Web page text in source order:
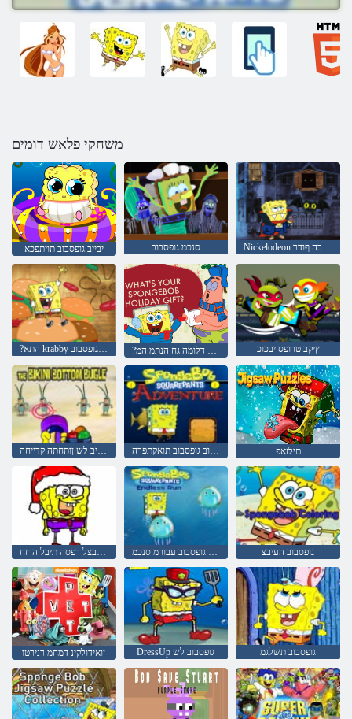
משחקי פלאש דומים
יבייב גופסבוב תויתפכא סנכמ גופסבוב Nickelodeon הנוב תיבה ףודר
?התא krabby יטפ הזיא עבורמ גופסבוב ץיקב טרופס יבכוכ
יניקיב לש ןותחתה קדייחה גופסבוב גופסבוב תואקתפרה םילזאפ
העיבצל רפסה תיבל הרזח תיפוסניא הציר גופסבוב עבורמ סנכמ גופסבוב העיבצ
ןואידולקינ דמחמ רנירטו DressUp גופסבוב לש גופסבוב תשלגמ